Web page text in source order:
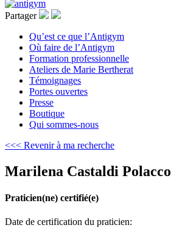
Partager
Qu’est ce que l’Antigym
Où faire de l’Antigym
Formation professionnelle
Ateliers de Marie Bertherat
Témoignages
Portes ouvertes
Presse
Boutique
Qui sommes-nous
<<< Revenir à ma recherche
Marilena Castaldi Polacco
Praticien(ne) certifié(e)
Date de certification du praticien: